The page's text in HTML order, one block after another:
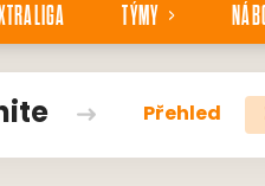
TÝMY
Přehled